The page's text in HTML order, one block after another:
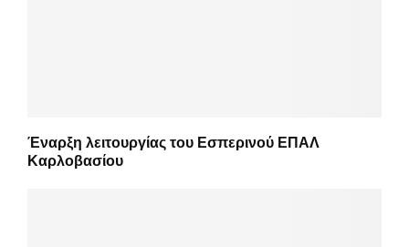
Έναρξη λειτουργίας του Εσπερινού ΕΠΑΛ
Καρλοβασίου